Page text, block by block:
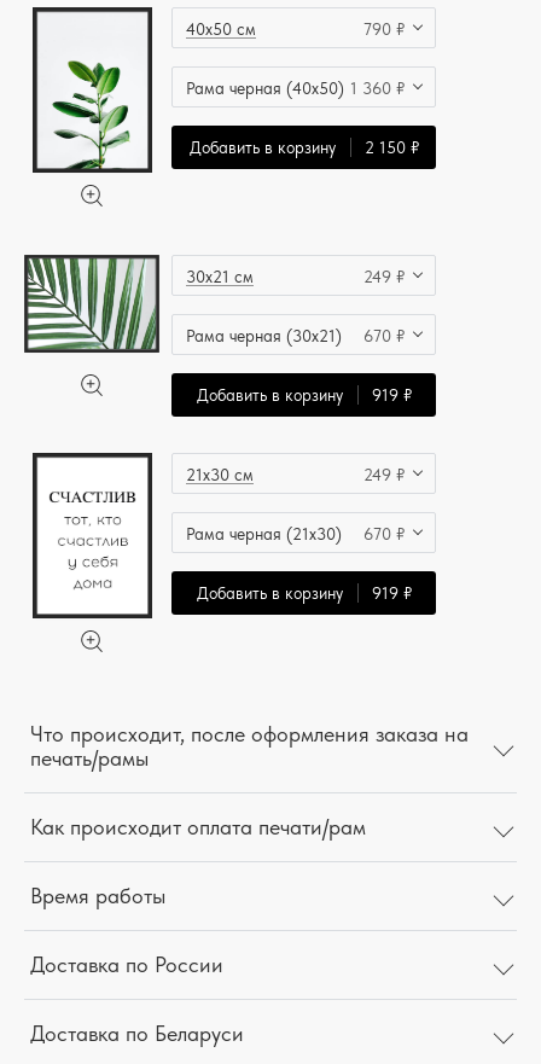
40x50 см 790 ₽
Рама черная (40x50) 1 360 ₽
Добавить в корзину 2 150 ₽
30x21 см 249 ₽
Рама черная (30x21) 670 ₽
Добавить в корзину 919 ₽
21x30 см 249 ₽
Рама черная (21x30) 670 ₽
Добавить в корзину 919 ₽
Что происходит, после оформления заказа на
печать/рамы
Как происходит оплата печати/рам
Время работы
Доставка по России
Доставка по Беларуси